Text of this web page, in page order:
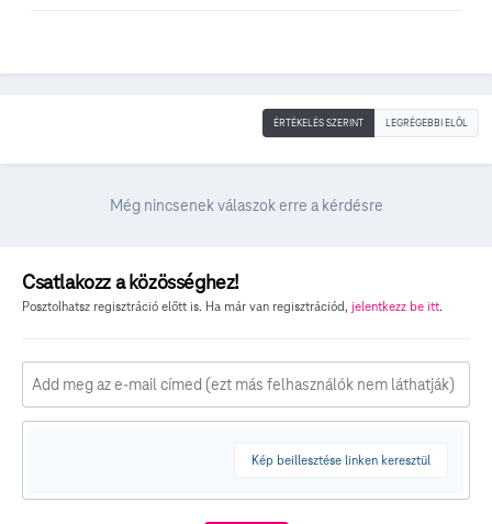
ÉRTÉKELÉS SZERINT LEGRÉGEBBI ELÖL
Még nincsenek válaszok erre a kérdésre
Csatlakozz a közösséghez!
Posztolhatsz regisztráció előtt is. Ha már van regisztrációd, jelentkezz be itt.
Kép beillesztése linken keresztül